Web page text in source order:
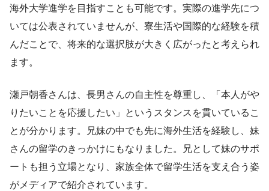
海外大学進学を目指すことも可能です。実際の進学先につ
いては公表されていませんが、寮生活や国際的な経験を積
んだことで、将来的な選択肢が大きく広がったと考えられ
ます。
瀬戸朝香さんは、長男さんの自主性を尊重し、「本人がや
りたいことを応援したい」というスタンスを貫いているこ
とが分かります。兄妹の中でも先に海外生活を経験し、妹
さんの留学のきっかけにもなりました。兄として妹のサポ
ートも担う立場となり、家族全体で留学生活を支え合う姿
がメディアで紹介されています。